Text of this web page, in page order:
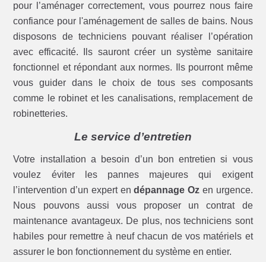
pour l’aménager correctement, vous pourrez nous faire
confiance pour l'aménagement de salles de bains. Nous
disposons de techniciens pouvant réaliser l’opération
avec efficacité. Ils sauront créer un système sanitaire
fonctionnel et répondant aux normes. Ils pourront même
vous guider dans le choix de tous ses composants
comme le robinet et les canalisations, remplacement de
robinetteries.
Le service d’entretien
Votre installation a besoin d’un bon entretien si vous
voulez éviter les pannes majeures qui exigent
l’intervention d’un expert endépannage Oz en urgence.
Nous pouvons aussi vous proposer un contrat de
maintenance avantageux. De plus, nos techniciens sont
habiles pour remettre à neuf chacun de vos matériels et
assurer le bon fonctionnement du système en entier.